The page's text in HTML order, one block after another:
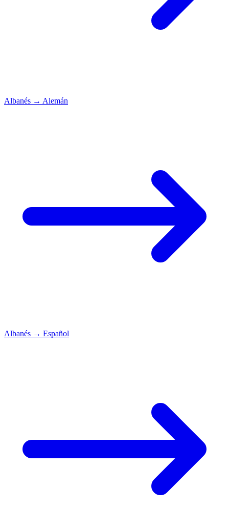
Albanés → Alemán
Albanés → Español